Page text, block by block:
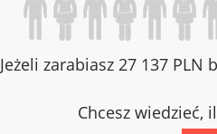
Jeżeli zarabiasz 27 137 PLN
Chcesz wiedzieć,